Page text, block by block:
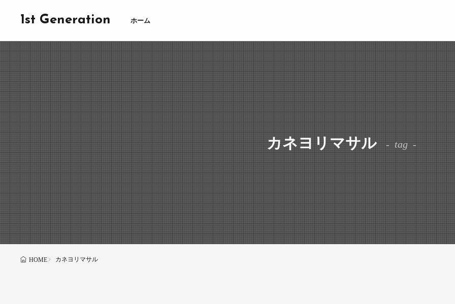
1st Generation ホーム
カネヨリマサル tag
HOME カネヨリマサル